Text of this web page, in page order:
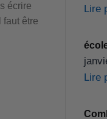
écrire
faut être
Lire
Lire